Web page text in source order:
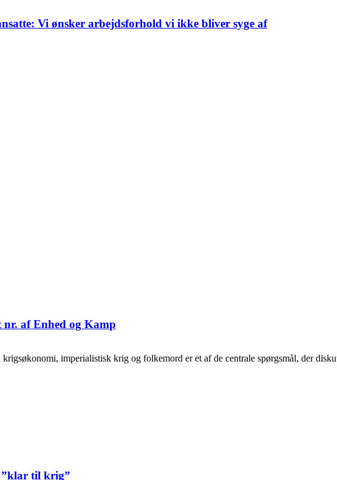
Vi ønsker arbejdsforhold vi ikke bliver syge af
af Enhed og Kamp
imperialistisk krig og folkemord er et af de centrale spørgsmål, der
til krig”